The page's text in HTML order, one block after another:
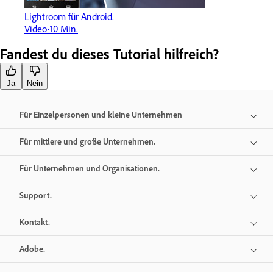
Lightroom für Android.
Video 10 Min.
Fandest du dieses Tutorial hilfreich?
Ja Nein
Für Einzelpersonen und kleine Unternehmen
Für mittlere und große Unternehmen.
Für Unternehmen und Organisationen.
Support.
Kontakt.
Adobe.